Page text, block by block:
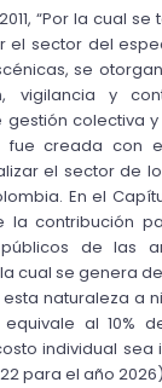
“Por la cual
el sector del
se
vigilancia y
colectiva
fue creada con
el sector de
En el
la contribución
de las
la cual se genera
naturaleza a
al 10%
individual sea
para el año